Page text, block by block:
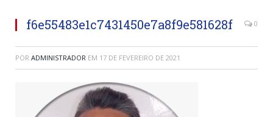
f6e55483e1c7431450e7a8f9e581628f 0
POR ADMINISTRADOR EM 17 DE FEVEREIRO DE 2021